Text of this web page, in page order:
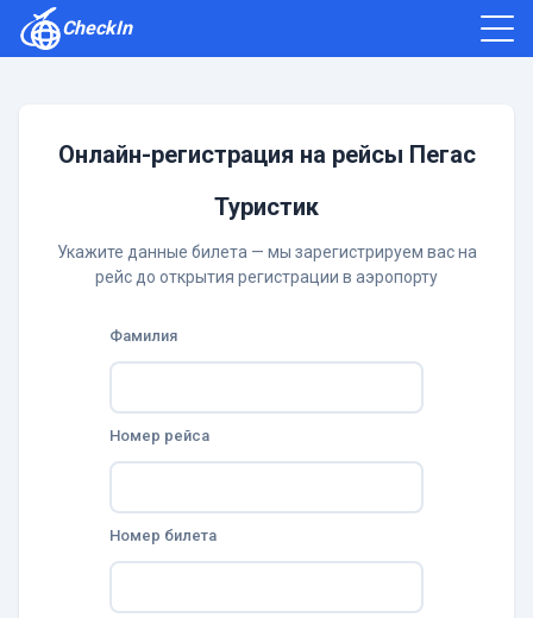
CheckIn
Онлайн-регистрация на рейсы Пегас
Туристик
Укажите данные билета — мы зарегистрируем вас на
рейс до открытия регистрации в аэропорту
Фамилия
Номер рейса
Номер билета